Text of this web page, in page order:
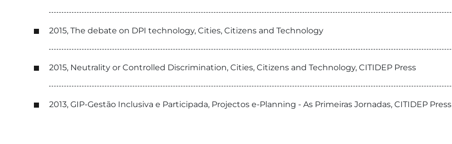
2015, The debate on DPI technology, Cities, Citizens and Technology
2015, Neutrality or Controlled Discrimination, Cities, Citizens and Technology, CITIDEP Press
2013, GIP-Gestão Inclusiva e Participada, Projectos e-Planning - As Primeiras Jornadas, CITIDEP Press